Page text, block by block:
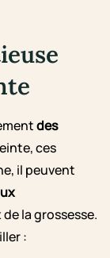
des
ces
il peuvent
la grossesse.
: